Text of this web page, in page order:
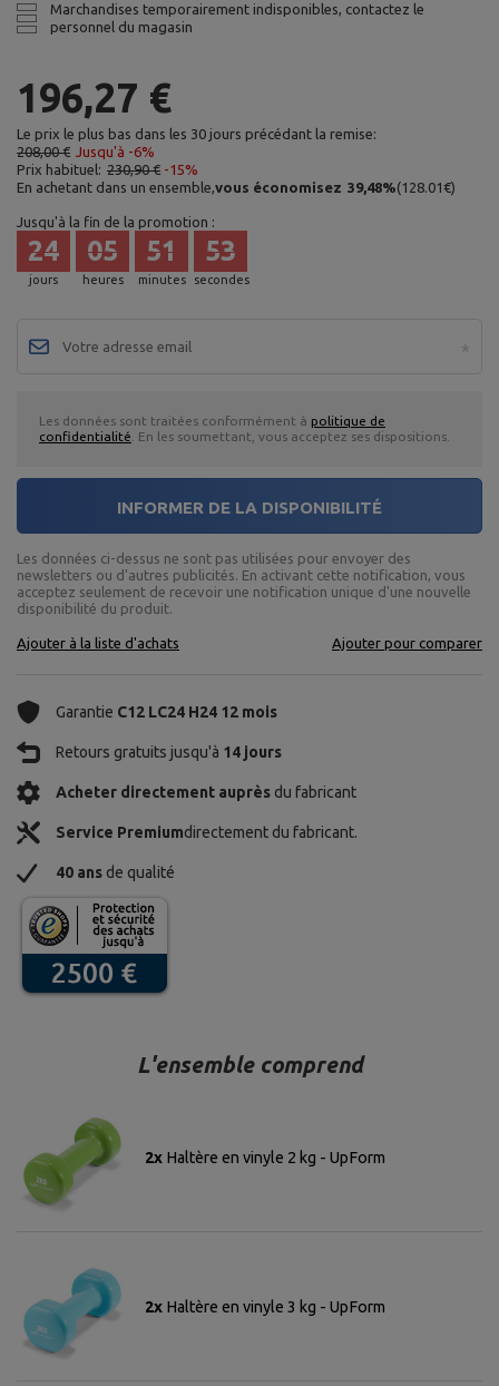
Marchandises temporairement indisponibles, contactez le
personnel du magasin
196,27 €
Le prix le plus bas dans les 30 jours précédant la remise:
208,00 € Jusqu'à -6%
Prix habituel: 230,90 € -15%
En achetant dans un ensemble,vous économisez 39,48%(128.01€)
Jusqu'à la fin de la promotion :
jours
24
heures
05
minutes
51
secondes
52
Les données sont traitées conformément à politique de
confidentialité . En les soumettant, vous acceptez ses dispositions.
INFORMER DE LA DISPONIBILITÉ
Les données ci-dessus ne sont pas utilisées pour envoyer des
newsletters ou d'autres publicités. En activant cette notification, vous
acceptez seulement de recevoir une notification unique d'une nouvelle
disponibilité du produit.
Ajouter à la liste d'achats Ajouter pour comparer
Garantie C12 LC24 H24 12 mois
Retours gratuits jusqu'à 14 jours
Acheter directement auprès du fabricant
Service Premiumdirectement du fabricant.
40 ans de qualité
L'ensemble comprend
2x Haltère en vinyle 2 kg - UpForm
2x Haltère en vinyle 3 kg - UpForm